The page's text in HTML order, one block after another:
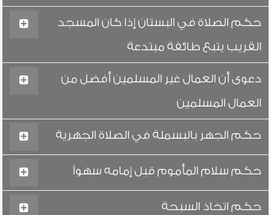
حكم الصلاة في البستان إذا كان المسجد
القريب يتبع طائفة مبتدعة
دعوى أن العمال غير المسلمين أفضل من
العمال المسلمين
حكم الجهر بالبسملة في الصلاة الجهرية
حكم سلام المأموم قبل إمامه سهواً
حكم اتخاذ السبحة